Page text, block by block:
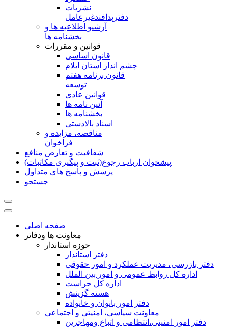
نشريات
دفترپدافندغيرعامل
آرشیو اطلاعیه ها و
بخشنامه ها
قوانین و مقررات
قانون اساسی
چشم انداز استان ایلام
قانون برنامه هفتم
توسعه
قوانین عادی
آئین نامه ها
بخشنامه ها
اسناد بالادستی
مناقصه، مزایده و
فراخوان
شفافیت و تعارض منافع
پیشخوان ارباب رجوع(ثبت و پیگیری مکاتبات)
پرسش و پاسخ های متداول
جستجو
صفحه اصلی
معاونت ها ودفاتر
حوزه استاندار
دفتر استاندار
دفتر بازرسی، مدیریت عملکرد و امور حقوقی
اداره کل روابط عمومی و امور بین الملل
اداره کل حراست
هسته گزینش
دفتر امور بانوان و خانواده
معاونت سیاسی، امنیتی و اجتماعی
دفتر امور امنيتی،انتظامی و اتباع ومهاجرین